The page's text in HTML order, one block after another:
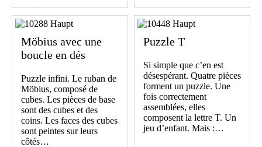
Möbius avec une
boucle en dés
Puzzle infini. Le ruban de
Möbius, composé de
cubes. Les pièces de base
sont des cubes et des
coins. Les faces des cubes
sont peintes sur leurs
côtés…
Puzzle T
Si simple que c’en est
désespérant. Quatre pièces
forment un puzzle. Une
fois correctement
assemblées, elles
composent la lettre T. Un
jeu d’enfant. Mais :…